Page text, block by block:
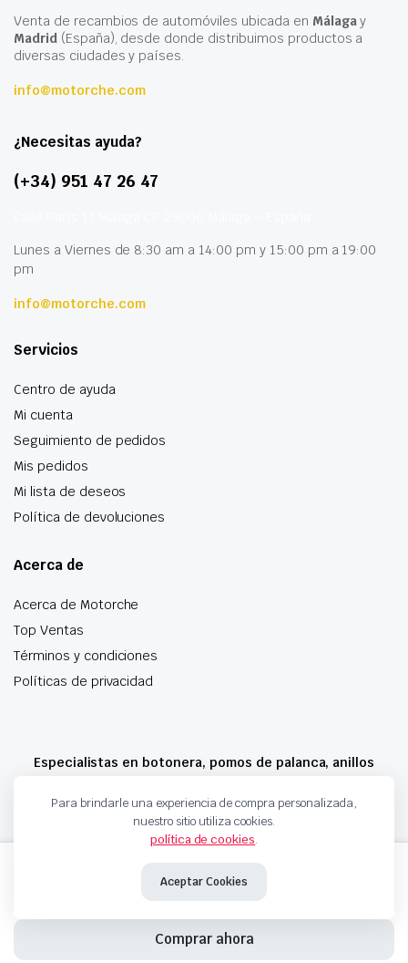
Añadir al carrito
Comprar ahora
Venta de recambios de automóviles ubicada en Málagay
Madrid(España), desde donde distribuimos productos a
diversas ciudades y países.
info@motorche.com
¿Necesitas ayuda?
(+34) 951 47 26 47
Lunes a Viernes de 8:30 am a 14:00 pm y 15:00 pm a 19:00
pm
info@motorche.com
Servicios
Centro de ayuda
Mi cuenta
Seguimiento de pedidos
Mis pedidos
Mi lista de deseos
Política de devoluciones
Acerca de
Acerca de Motorche
Top Ventas
Términos y condiciones
Políticas de privacidad
Especialistas en botonera, pomos de palanca, anillos
Copyright 2024 © Motorche Autoparts. Todos los derechos reservados
Para brindarle una experiencia de compra personalizada,
nuestro sitio utiliza cookies.
política de cookies.
Aceptar Cookies